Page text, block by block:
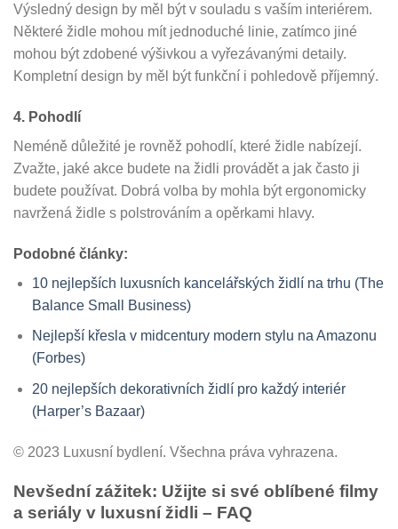
Výsledný design by měl být v souladu s vaším interiérem.
Některé židle mohou mít jednoduché linie, zatímco jiné
mohou být zdobené výšivkou a vyřezávanými detaily.
Kompletní design by měl být funkční i pohledově příjemný.
4. Pohodlí
Neméně důležité je rovněž pohodlí, které židle nabízejí.
Zvažte, jaké akce budete na židli provádět a jak často ji
budete používat. Dobrá volba by mohla být ergonomicky
navržená židle s polstrováním a opěrkami hlavy.
Podobné články:
10 nejlepších luxusních kancelářských židlí na trhu (The
Balance Small Business)
Nejlepší křesla v midcentury modern stylu na Amazonu
(Forbes)
20 nejlepších dekorativních židlí pro každý interiér
(Harper’s Bazaar)
© 2023 Luxusní bydlení. Všechna práva vyhrazena.
Nevšední zážitek: Užijte si své oblíbené filmy
a seriály v luxusní židli – FAQ